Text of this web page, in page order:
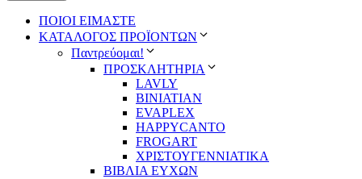
ΠΟΙΟΙ ΕΙΜΑΣΤΕ
ΚΑΤΑΛΟΓΟΣ ΠΡΟΪΟΝΤΩΝ
Παντρεύομαι!
ΠΡΟΣΚΛΗΤΗΡΙΑ
LAVLY
BINIATIAN
EVAPLEX
HAPPYCANTO
FROGART
ΧΡΙΣΤΟΥΓΕΝΝΙΑΤΙΚΑ
ΒΙΒΛΙΑ ΕΥΧΩΝ